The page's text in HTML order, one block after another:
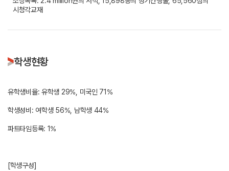
시청각교재
학생현황
유학생비율: 유학생 29%, 미국인 71%
학생성비: 여학생 56%, 남학생 44%
파트타임등록: 1%
[학생구성]